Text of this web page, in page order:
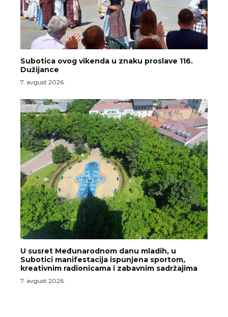
Subotica ovog vikenda u znaku proslave 116.
Dužijance
7. avgust 2026.
U susret Međunarodnom danu mladih, u
Subotici manifestacija ispunjena sportom,
kreativnim radionicama i zabavnim sadržajima
7. avgust 2026.